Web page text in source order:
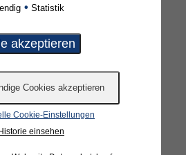
unserer Grabmale erhalten?
finden Sie verschiedenste
und Schriftmuster. Ein
Anfrage.
• Statistik
Cookie-Einstellungen
Historie einsehen